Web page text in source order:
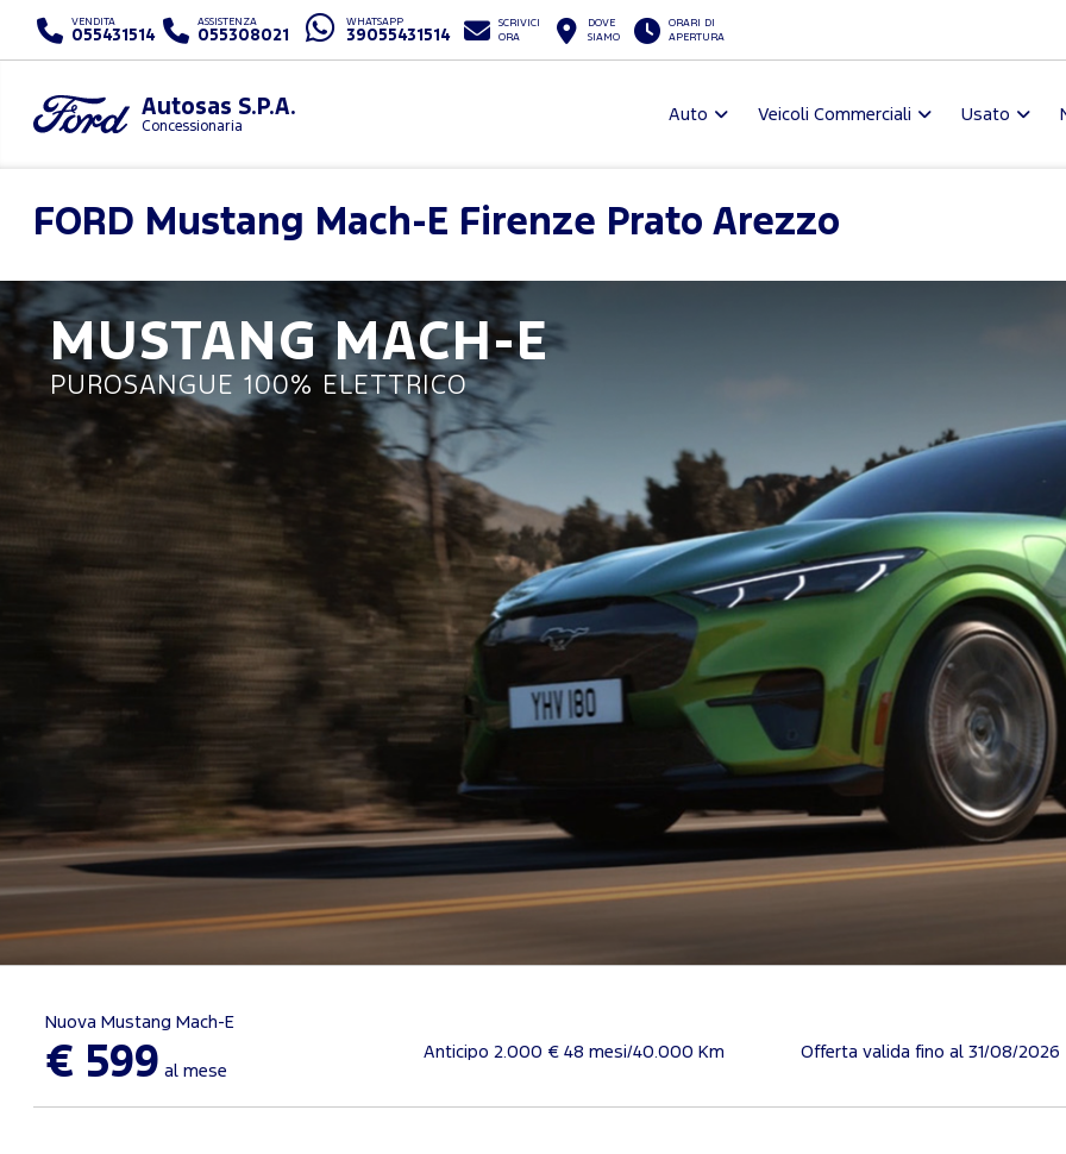
VENDITA
055431514
ASSISTENZA
055308021
WHATSAPP
39055431514
SCRIVICI
ORA
DOVE
SIAMO
ORARI DI
APERTURA
Autosas S.P.A.
Concessionaria
Auto Veicoli Commerciali Usato
FORD Mustang Mach-E Firenze Prato Arezzo
MUSTANG MACH-E
PUROSANGUE 100% ELETTRICO
Nuova Mustang Mach-E
€ 599 al mese
Anticipo 2.000 € 48 mesi/40.000 Km Offerta valida fino al 31/08/2026